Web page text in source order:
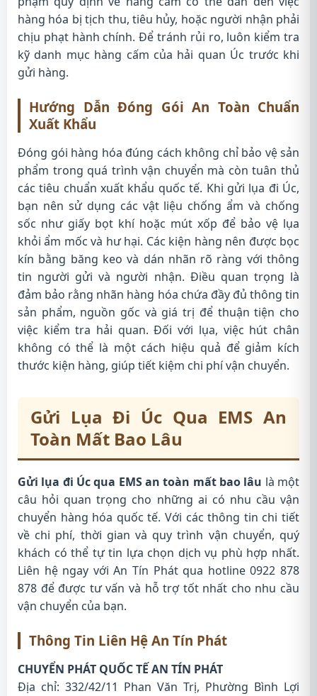
hàng hóa bị tịch thu, tiêu hủy, hoặc người nhận phải
chịu phạt hành chính. Để tránh rủi ro, luôn kiểm tra
kỹ danh mục hàng cấm của hải quan Úc trước khi
gửi hàng.
Hướng Dẫn Đóng Gói An Toàn Chuẩn
Xuất Khẩu
Đóng gói hàng hóa đúng cách không chỉ bảo vệ sản
phẩm trong quá trình vận chuyển mà còn tuân thủ
các tiêu chuẩn xuất khẩu quốc tế. Khi gửi lụa đi Úc,
bạn nên sử dụng các vật liệu chống ẩm và chống
sốc như giấy bọt khí hoặc mút xốp để bảo vệ lụa
khỏi ẩm mốc và hư hại. Các kiện hàng nên được bọc
kín bằng băng keo và dán nhãn rõ ràng với thông
tin người gửi và người nhận. Điều quan trọng là
đảm bảo rằng nhãn hàng hóa chứa đầy đủ thông tin
sản phẩm, nguồn gốc và giá trị để thuận tiện cho
việc kiểm tra hải quan. Đối với lụa, việc hút chân
không có thể là một cách hiệu quả để giảm kích
thước kiện hàng, giúp tiết kiệm chi phí vận chuyển.
Gửi Lụa Đi Úc Qua EMS An
Toàn Mất Bao Lâu
Gửi lụa đi Úc qua EMS an toàn mất bao lâu là một
câu hỏi quan trọng cho những ai có nhu cầu vận
chuyển hàng hóa quốc tế. Với các thông tin chi tiết
về chi phí, thời gian và quy trình vận chuyển, quý
khách có thể tự tin lựa chọn dịch vụ phù hợp nhất.
Liên hệ ngay với An Tín Phát qua hotline 0922 878
878 để được tư vấn và hỗ trợ tốt nhất cho nhu cầu
vận chuyển của bạn.
Thông Tin Liên Hệ An Tín Phát
CHUYỂN PHÁT QUỐC TẾ AN TÍN PHÁT
Địa chỉ: 332/42/11 Phan Văn Trị, Phường Bình Lợi